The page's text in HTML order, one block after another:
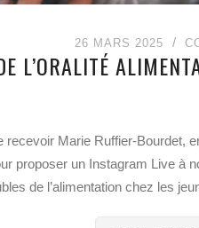
26 MARS 2025
L’ORALITÉ
recevoir Marie Ruffier-Bourdet,
proposer un Instagram Live à
de l’alimentation chez les